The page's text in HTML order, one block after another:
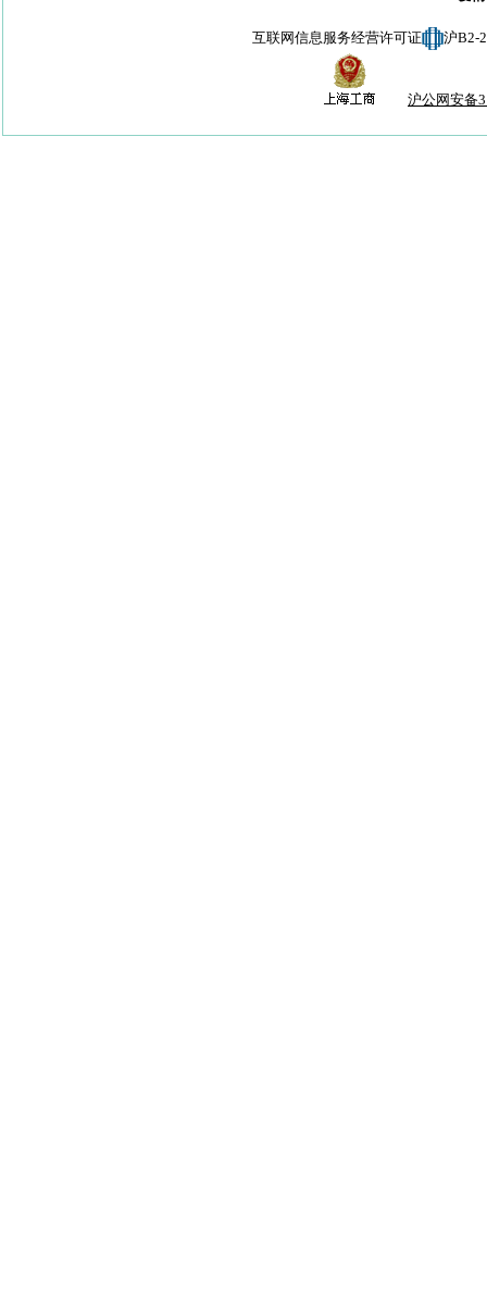
互联网信息服务经营许可证 沪B2-
沪公网安备